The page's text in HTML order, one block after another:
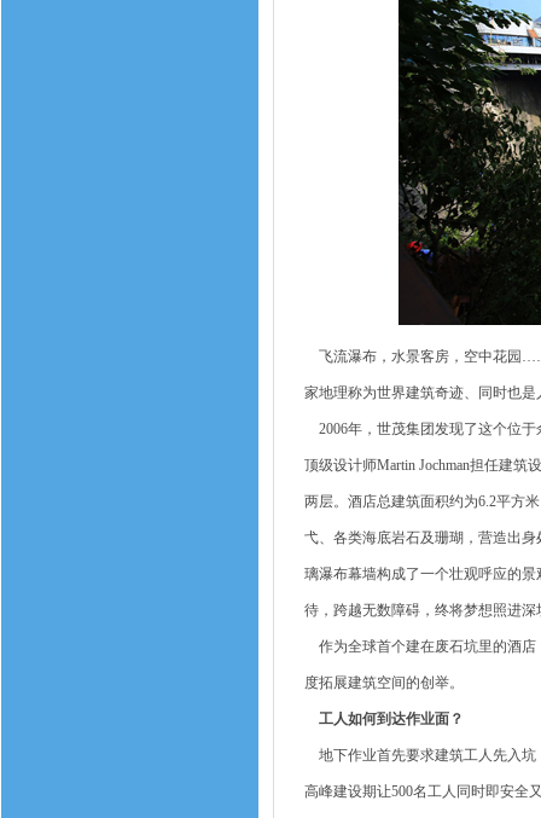
飞流瀑布，水景客房，空中花园
家地理称为世界建筑奇迹、同时也
2006年，世茂集团发现了这个位
顶级设计师Martin Jochman担任建
两层。酒店总建筑面积约为6.2平方
弋、各类海底岩石及珊瑚，营造出
璃瀑布幕墙构成了一个壮观呼应的
待，跨越无数障碍，终将梦想照进深
作为全球首个建在废石坑里的酒店
度拓展建筑空间的创举。
工人如何到达作业面？
地下作业首先要求建筑工人先入坑
高峰建设期让500名工人同时即安全